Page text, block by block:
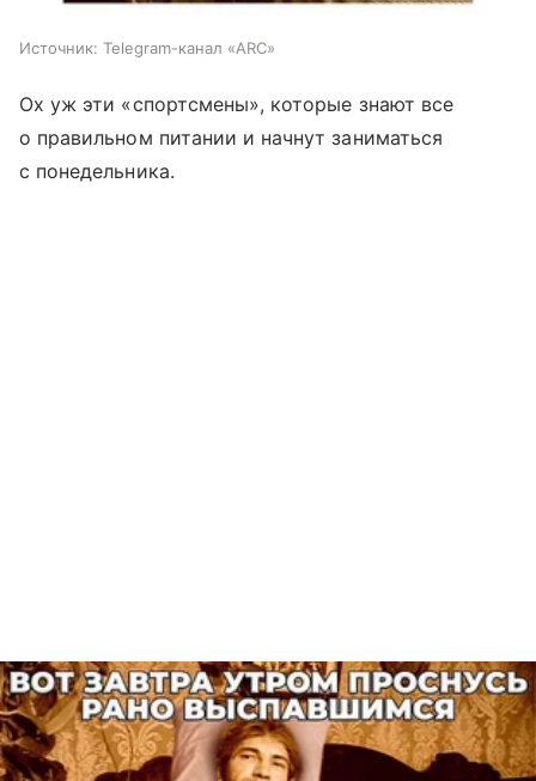
Источник: Telegram-канал «ARC»
Ох уж эти «спортсмены», которые знают все
о правильном питании и начнут заниматься
с понедельника.